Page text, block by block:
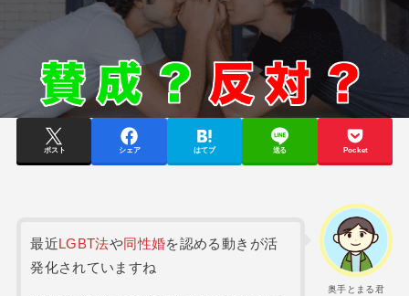
ポスト シェア はてブ 送る Pocket
奥手とまる君
最近LGBT法や同性婚を認める動きが活
発化されていますね